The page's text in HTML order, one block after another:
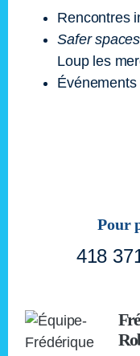
Rencontres
Safer spaces
Loup les
Pour
418